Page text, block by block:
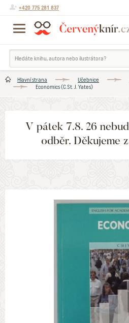
+420 775 281 837
Hlavní strana Učebnice
Economics (C.St. J. Yates)
V pátek 7.8. 26
odběr. Děkujeme